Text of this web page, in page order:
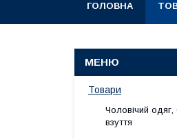
ГОЛОВНА
Товари
Чоловічий одяг,
взуття